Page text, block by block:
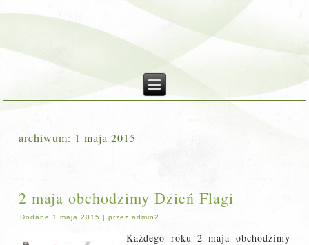
archiwum: 1 maja 2015
2 maja obchodzimy Dzień Flagi
Dodane 1 maja 2015 |przez admin2
Każdego roku 2 maja obchodzimy